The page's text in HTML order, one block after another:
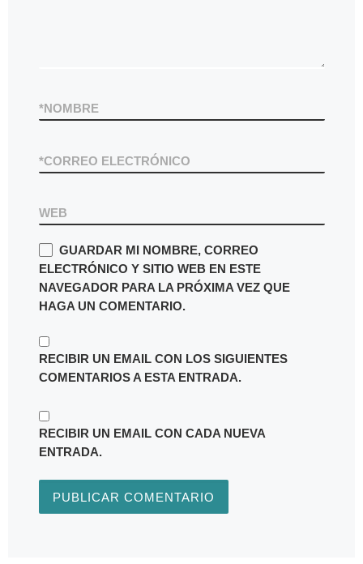
NOMBRE
*
CORREO ELECTRÓNICO
*
WEB
GUARDAR MI NOMBRE, CORREO
ELECTRÓNICO Y SITIO WEB EN ESTE
NAVEGADOR PARA LA PRÓXIMA VEZ QUE
HAGA UN COMENTARIO.
RECIBIR UN EMAIL CON LOS SIGUIENTES
COMENTARIOS A ESTA ENTRADA.
RECIBIR UN EMAIL CON CADA NUEVA
ENTRADA.